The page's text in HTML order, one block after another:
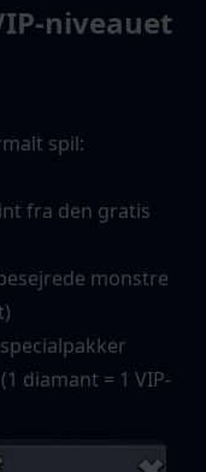
niveauet
spil:
fra den gratis
monstre
diamant = 1 VIP-